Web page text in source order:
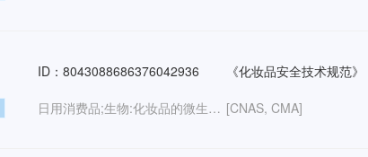
ID：8043088686376042936
日用消费品;生物:化妆品的微生物检测/药物和生物制品的微生物检测/对微生物的抗性/其他材料的微生物;化学:化妆品;卫生检疫:细菌学/病毒学/真菌学;
《化妆品安全技术规范》
[CNAS, CMA]